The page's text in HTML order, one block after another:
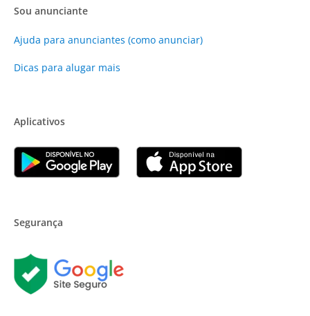
Sou anunciante
Ajuda para anunciantes (como anunciar)
Dicas para alugar mais
Aplicativos
Segurança